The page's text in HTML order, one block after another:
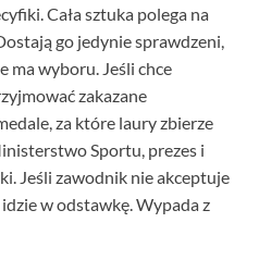
Cała sztuka polega na
go jedynie sprawdzeni,
ma wyboru. Jeśli chce
zakazane
za które laury zbierze
Sportu, prezes i
Jeśli zawodnik nie akceptuje
w odstawkę. Wypada z